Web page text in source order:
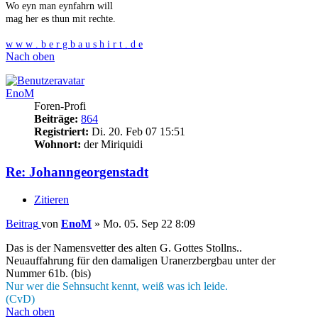
Wo eyn man eynfahrn will
mag her es thun mit rechte.
w w w . b e r g b a u s h i r t . d e
Nach oben
EnoM
Foren-Profi
Beiträge: 864
Registriert: Di. 20. Feb 07 15:51
Wohnort: der Miriquidi
Re: Johanngeorgenstadt
Zitieren
Beitrag von EnoM » Mo. 05. Sep 22 8:09
Das is der Namensvetter des alten G. Gottes Stollns..
Neuauffahrung für den damaligen Uranerzbergbau unter der
Nummer 61b. (bis)
Nur wer die Sehnsucht kennt, weiß was ich leide.
(CvD)
Nach oben